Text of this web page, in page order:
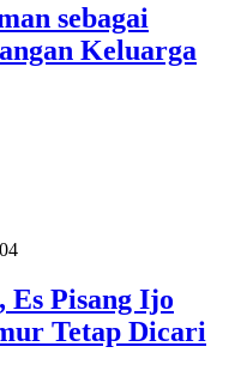
sebagai
Keluarga
Pisang Ijo
Tetap Dicari